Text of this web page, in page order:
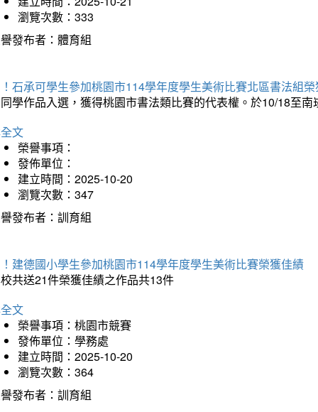
瀏覽次數：333
發布者：體育組
石承可學生參加桃園市114學年度學生美術比賽北區書法組
學作品入選，獲得桃園市書法類比賽的代表權。於10/18至
文
榮譽事項：
發佈單位：
建立時間：2025-10-20
瀏覽次數：347
發布者：訓育組
建德國小學生參加桃園市114學年度學生美術比賽榮獲佳績
共送21件榮獲佳績之作品共13件
文
榮譽事項：桃園市競賽
發佈單位：學務處
建立時間：2025-10-20
瀏覽次數：364
發布者：訓育組